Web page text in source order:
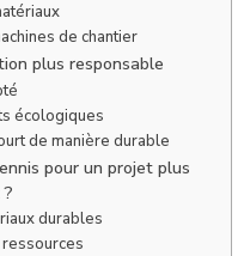
de chantier
plus responsable
écologiques
de manière durable
pour un projet plus
durables